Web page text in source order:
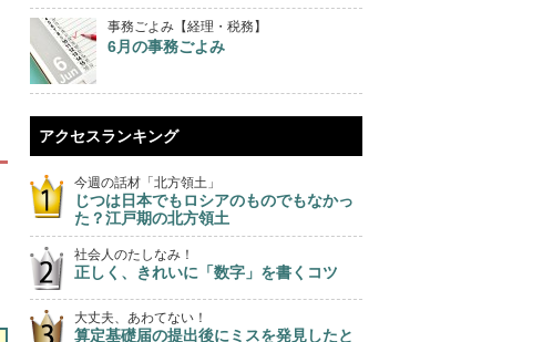
事務ごよみ【経理・税務】
6月の事務ごよみ
アクセスランキング
今週の話材「北方領土」
じつは日本でもロシアのものでもなかっ
た？江戸期の北方領土
社会人のたしなみ！
正しく、きれいに「数字」を書くコツ
大丈夫、あわてない！
算定基礎届の提出後にミスを発見したと